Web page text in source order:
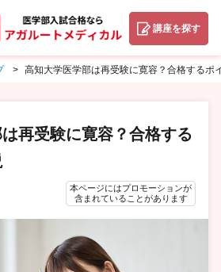
講座を探す
高知大学医学部は再受験に寛容？合格するポ
再受験に寛容？合格する
本ページにはプロモーションが
含まれていることがあります